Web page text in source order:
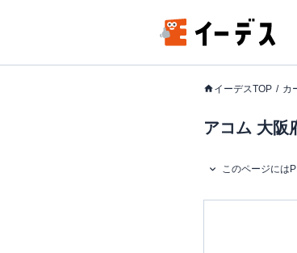
イーデスTOP カ
アコム 大阪
このページには